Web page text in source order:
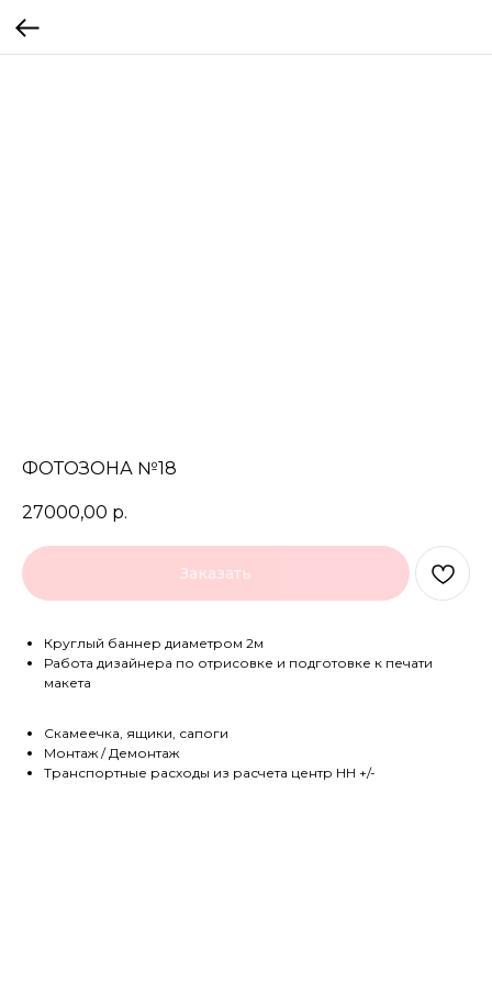
ФОТОЗОНА №18
27000,00 р.
Заказать
Круглый баннер диаметром 2м
Работа дизайнера по отрисовке и подготовке к печати
макета
Скамеечка, ящики, сапоги
Монтаж / Демонтаж
Транспортные расходы из расчета центр НН +/-